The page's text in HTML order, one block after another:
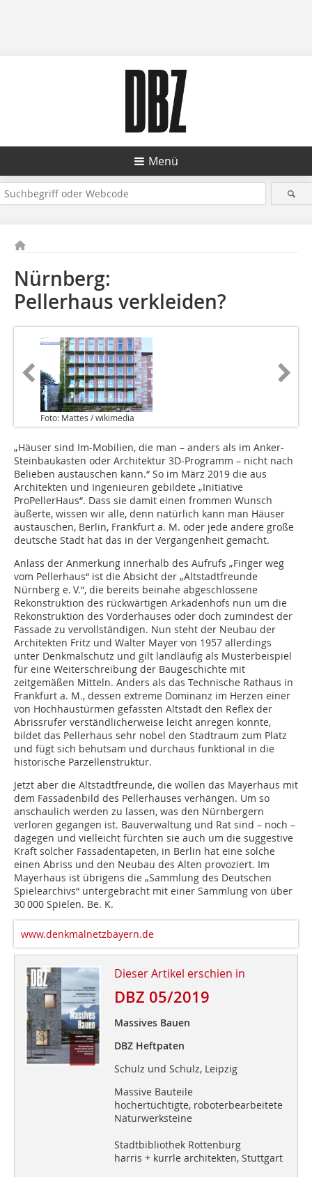
Menü
Nürnberg:
Pellerhaus verkleiden?
Foto: Mattes / wikimedia
„Häuser sind Im-Mobilien, die man – anders als im Anker-
Steinbaukasten oder Architektur 3D-Programm – nicht nach
Belieben austauschen kann.“ So im März 2019 die aus
Architekten und Ingenieuren gebildete „Initiative
ProPellerHaus“. Dass sie damit einen frommen Wunsch
äußerte, wissen wir alle, denn natürlich kann man Häuser
austauschen, Berlin, Frankfurt a. M. oder jede andere große
deutsche Stadt hat das in der Vergangenheit gemacht.
Anlass der Anmerkung innerhalb des Aufrufs „Finger weg
vom Pellerhaus“ ist die Absicht der „Altstadtfreunde
Nürnberg e. V.“, die bereits beinahe abgeschlossene
Rekonstruktion des rückwärtigen Arkadenhofs nun um die
Rekonstruktion des Vorderhauses oder doch zumindest der
Fassade zu vervollständigen. Nun steht der Neubau der
Architekten Fritz und Walter Mayer von 1957 allerdings
unter Denkmalschutz und gilt landläufig als Musterbeispiel
für eine Weiterschreibung der Baugeschichte mit
zeitgemäßen Mitteln. Anders als das Technische Rathaus in
Frankfurt a. M., dessen extreme Dominanz im Herzen einer
von Hochhaustürmen gefassten Altstadt den Reflex der
Abrissrufer verständlicherweise leicht anregen konnte,
bildet das Pellerhaus sehr nobel den Stadtraum zum Platz
und fügt sich behutsam und durchaus funktional in die
historische Parzellenstruktur.
Jetzt aber die Altstadtfreunde, die wollen das Mayerhaus mit
dem Fassadenbild des Pellerhauses verhängen. Um so
anschaulich werden zu lassen, was den Nürnbergern
verloren gegangen ist. Bauverwaltung und Rat sind – noch –
dagegen und vielleicht fürchten sie auch um die suggestive
Kraft solcher Fassadentapeten, in Berlin hat eine solche
einen Abriss und den Neubau des Alten provoziert. Im
Mayerhaus ist übrigens die „Sammlung des Deutschen
Spielearchivs“ untergebracht mit einer Sammlung von über
30 000 Spielen. Be. K.
www.denkmalnetzbayern.de
Dieser Artikel erschien in
DBZ 05/2019
Massives Bauen
DBZ Heftpaten
Schulz und Schulz, Leipzig
Massive Bauteile
hochertüchtigte, roboterbearbeitete
Naturwerksteine
Stadtbibliothek Rottenburg
harris + kurrle architekten, Stuttgart